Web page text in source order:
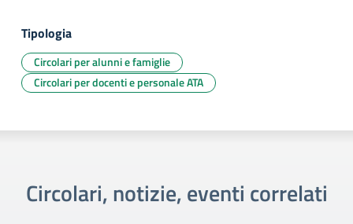
Tipologia
Circolari per alunni e famiglie
Circolari per docenti e personale ATA
Circolari, notizie, eventi correlati